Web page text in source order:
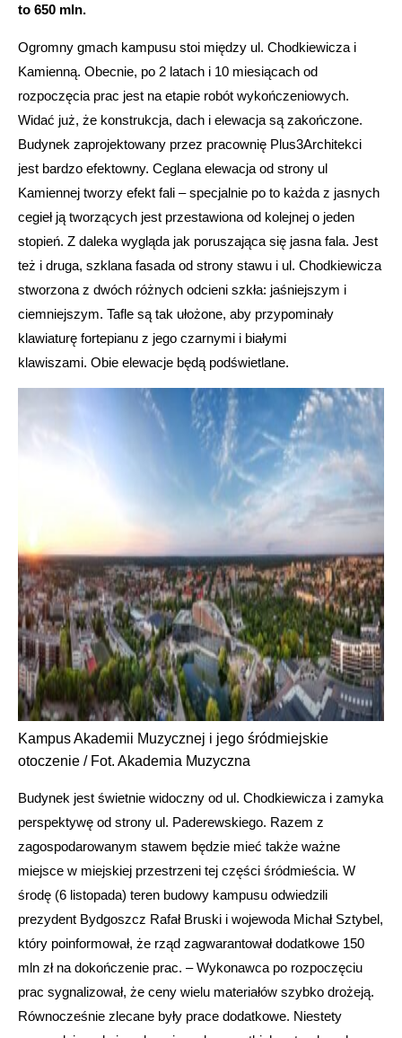
to 650 mln.
Ogromny gmach kampusu stoi między ul. Chodkiewicza i
Kamienną. Obecnie, po 2 latach i 10 miesiącach od
rozpoczęcia prac jest na etapie robót wykończeniowych.
Widać już, że konstrukcja, dach i elewacja są zakończone.
Budynek zaprojektowany przez pracownię Plus3Architekci
jest bardzo efektowny. Ceglana elewacja od strony ul
Kamiennej tworzy efekt fali – specjalnie po to każda z jasnych
cegieł ją tworzących jest przestawiona od kolejnej o jeden
stopień. Z daleka wygląda jak poruszająca się jasna fala. Jest
też i druga, szklana fasada od strony stawu i ul. Chodkiewicza
stworzona z dwóch różnych odcieni szkła: jaśniejszym i
ciemniejszym. Tafle są tak ułożone, aby przypominały
klawiaturę fortepianu z jego czarnymi i białymi
klawiszami. Obie elewacje będą podświetlane.
Kampus Akademii Muzycznej i jego śródmiejskie
otoczenie / Fot. Akademia Muzyczna
Budynek jest świetnie widoczny od ul. Chodkiewicza i zamyka
perspektywę od strony ul. Paderewskiego. Razem z
zagospodarowanym stawem będzie mieć także ważne
miejsce w miejskiej przestrzeni tej części śródmieścia. W
środę (6 listopada) teren budowy kampusu odwiedzili
prezydent Bydgoszcz Rafał Bruski i wojewoda Michał Sztybel,
który poinformował, że rząd zagwarantował dodatkowe 150
mln zł na dokończenie prac. – Wykonawca po rozpoczęciu
prac sygnalizował, że ceny wielu materiałów szybko drożeją.
Równocześnie zlecane były prace dodatkowe. Niestety